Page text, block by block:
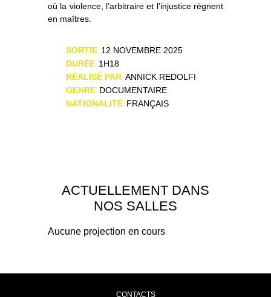
où la violence, l’arbitraire et l’injustice règnent
en maîtres.
SORTIE 12 NOVEMBRE 2025
DURÉE 1H18
RÉALISÉ PAR ANNICK REDOLFI
GENRE DOCUMENTAIRE
NATIONALITÉ FRANÇAIS
ACTUELLEMENT DANS
NOS SALLES
Aucune projection en cours
CONTACTS